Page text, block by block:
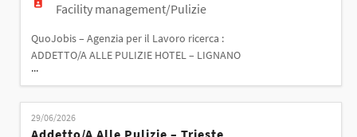
Facility management/Pulizie
QuoJobis – Agenzia per il Lavoro ricerca :
ADDETTO/A ALLE PULIZIE HOTEL – LIGNANO
SABBIADORO Responsabilità: - Pulizia e riordino
delle camere; - Pulizia delle aree comuni della
struttura; - Riassetto degli ambienti nel rispetto
degli standard qualitativi dell'hotel. Requisiti: -
...
29/06/2026
Addetto/a Alle Pulizie – Trieste